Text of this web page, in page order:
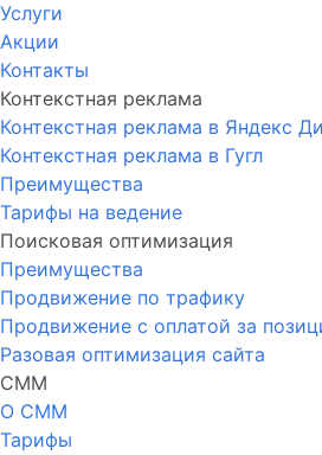
Услуги
Акции
Контакты
Контекстная реклама
Контекстная реклама в Яндекс
Контекстная реклама в Гугл
Преимущества
Тарифы на ведение
Поисковая оптимизация
Преимущества
Продвижение по трафику
Продвижение с оплатой за
Разовая оптимизация сайта
СММ
О СММ
Тарифы